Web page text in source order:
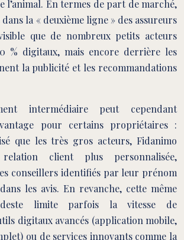
l’animal. En termes de part de marché,
la « deuxième ligne » des assureurs
que de nombreux petits acteurs
% digitaux, mais encore derrière les
la publicité et les recommandations
intermédiaire peut cependant
pour certains propriétaires :
que les très gros acteurs, Fidanimo
client plus personnalisée,
conseillers identifiés par leur prénom
les avis. En revanche, cette même
limite parfois la vitesse de
digitaux avancés (application mobile,
ou de services innovants comme la